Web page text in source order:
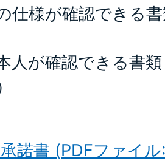
仕様が確認できる
人が確認できる書
諾書 (PDFファイ